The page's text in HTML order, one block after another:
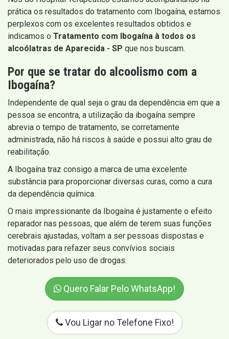
prática os resultados do tratamento com Ibogaína, estamos
perplexos com os excelentes resultados obtidos e
indicamos o Tratamento com Ibogaína à todos os
alcoólatras de Aparecida - SP que nos buscam.
Por que se tratar do alcoolismo com a
Ibogaína?
Independente de qual seja o grau da dependência em que a
pessoa se encontra, a utilização da ibogaína sempre
abrevia o tempo de tratamento, se corretamente
administrada, não há riscos à saúde e possui alto grau de
reabilitação.
A Ibogaína traz consigo a marca de uma excelente
substância para proporcionar diversas curas, como a cura
da dependência química.
O mais impressionante da Ibogaína é justamente o efeito
reparador nas pessoas, que além de terem suas funções
cerebrais ajustadas, voltam a ser pessoas dispostas e
motivadas para refazer seus convívios sociais
deteriorados pelo uso de drogas.
Quero Falar Pelo WhatsApp!
Vou Ligar no Telefone Fixo!